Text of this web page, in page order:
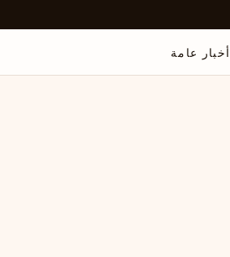
أخبار عامة